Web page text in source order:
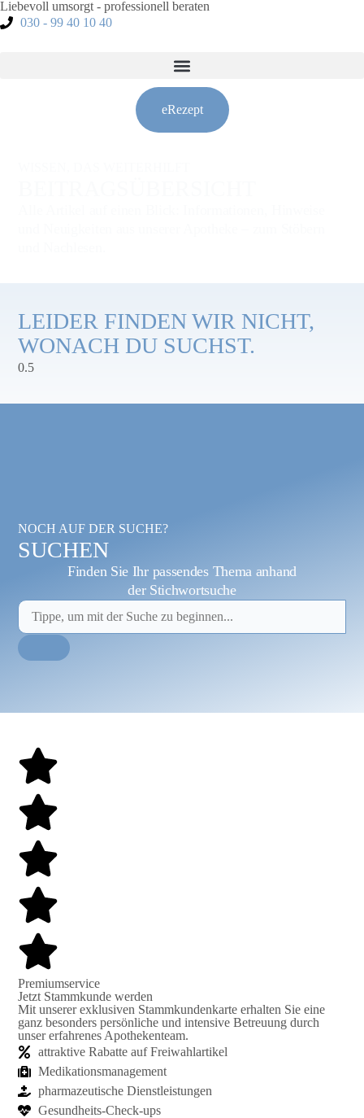
Liebevoll umsorgt - professionell beraten
030 - 99 40 10 40
eRezept
LEIDER FINDEN WIR NICHT,
WONACH DU SUCHST.
NOCH AUF DER SUCHE?
SUCHEN
Finden Sie Ihr passendes Thema anhand
der Stichwortsuche
Premiumservice
Jetzt Stamm­kunde werden
Mit unserer exklusiven Stamm­kunden­karte er­halten Sie eine
ganz be­sonders persönliche und intensive Be­treu­ung durch
unser erfahrenes Apo­theken­team.
attraktive Rabatte auf Frei­wahl­artikel
Medikations­manage­ment
pharma­zeutische Dienst­leist­ungen
Gesund­heits-Check-ups